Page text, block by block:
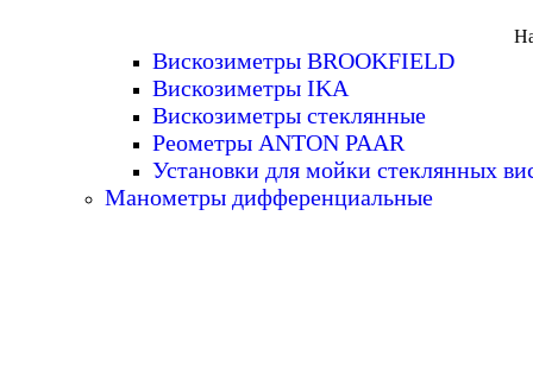
Вискозиметры BROOKFIELD
Вискозиметры IKA
Вискозиметры стеклянные
Реометры ANTON PAAR
Установки для мойки стеклянных
Манометры дифференциальные